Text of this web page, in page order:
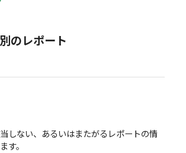
のレポート
しない、あるいはまたがるレポートの情
す。